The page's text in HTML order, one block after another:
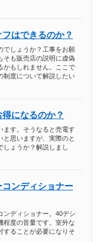
はできるのか？
でしょうか？工事をお願
そも販売店の説明に虚偽
かもしれません。ここで
制度について解説したい
になるのか？
ます。そうなると売電す
と思いますが、実際のと
しょうか？解説しまし
ンディショナー
ンディショナー。40デシ
程度の音量です。室外な
することが必要になりそ